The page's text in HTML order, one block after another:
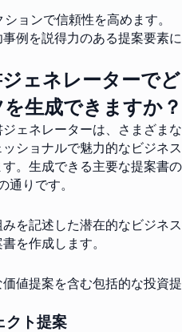
ョンで信頼性を高めます。
例を説得力のある提案要素に
ェネレーターでど
生成できますか？
ェネレーターは、さまざまな
ショナルで魅力的なビジネス
。生成できる主要な提案書の
通りです。
を記述した潜在的なビジネス
を作成します。
値提案を含む包括的な投資提
クト提案